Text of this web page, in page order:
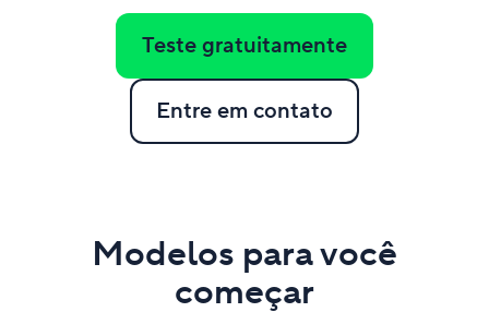
Teste gratuitamente
Entre em contato
Modelos para você
começar